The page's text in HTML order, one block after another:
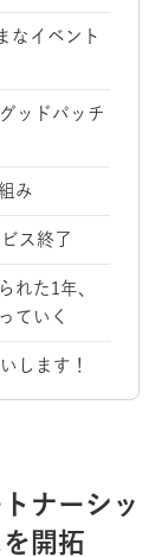
なイベント
ッドパッチ
み
ス終了
れた1年、
ていく
します！
ナーシッ
開拓